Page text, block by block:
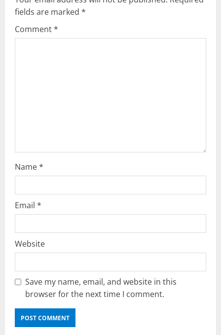
i
g
fields are marked *
Comment*
Name*
Email *
Website
Save my name, email, and website in this
browser for the next time I comment.